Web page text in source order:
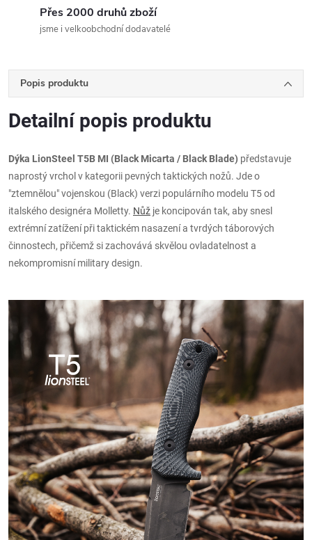
Přes 2000 druhů zboží
jsme i velkoobchodní dodavatelé
Popis produktu
Detailní popis produktu
Dýka LionSteel T5B MI (Black Micarta / Black Blade) představuje
naprostý vrchol v kategorii pevných taktických nožů. Jde o
"ztemnělou" vojenskou (Black) verzi populárního modelu T5 od
italského designéra Molletty. Nůž je koncipován tak, aby snesl
extrémní zatížení při taktickém nasazení a tvrdých táborových
činnostech, přičemž si zachovává skvělou ovladatelnost a
nekompromisní military design.